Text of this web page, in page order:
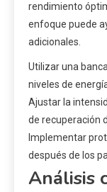
rendimiento
enfoque puede
adicionales.
Utilizar una
niveles de
Ajustar la
de recuperación
Implementar
después de los
Análisis